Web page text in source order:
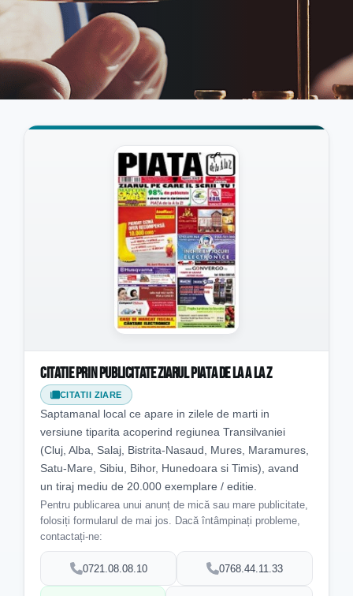
Citatie prin publicitate ziarul Piata de la A la Z
CITATII ZIARE
Saptamanal local ce apare in zilele de marti in
versiune tiparita acoperind regiunea Transilvaniei
(Cluj, Alba, Salaj, Bistrita-Nasaud, Mures, Maramures,
Satu-Mare, Sibiu, Bihor, Hunedoara si Timis), avand
un tiraj mediu de 20.000 exemplare / editie.
Pentru publicarea unui anunț de mică sau mare publicitate,
folosiți formularul de mai jos. Dacă întâmpinați probleme,
contactați-ne:
0721.08.08.10 0768.44.11.33